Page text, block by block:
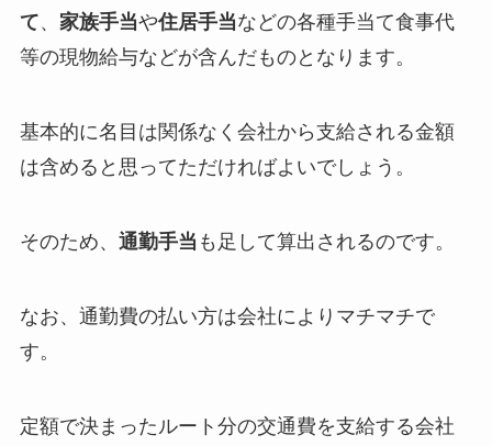
て、 家族手当や住居手当などの各種手当て食事代
等の現物給与などが含んだものとなります。
基本的に名目は関係なく会社から支給される金額
は含めると思ってただければよいでしょう。
そのため、 通勤手当 も足して算出されるのです。
なお、通勤費の払い方は会社によりマチマチで
す。
定額で決まったルート分の交通費を支給する会社